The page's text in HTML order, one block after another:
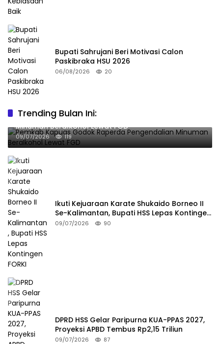
Bupati Sahrujani Beri Motivasi Calon
Paskibraka HSU 2026
06/08/2026 20
Trending Bulan Ini:
Pemkab Kapuas Godok Raperda Pengendalian
Minuman Beralkohol Lewat FGD
09/07/2026 119
Ikuti Kejuaraan Karate Shukaido Borneo II
Se-Kalimantan, Bupati HSS Lepas Kontingen
FORKI
09/07/2026 90
DPRD HSS Gelar Paripurna KUA-PPAS 2027,
Proyeksi APBD Tembus Rp2,15 Triliun
09/07/2026 87